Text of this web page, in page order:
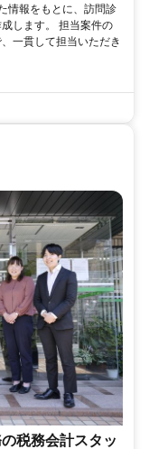
情報をもとに、訪問診
します。 担当案件の
一貫して担当いただき
税務会計スタッ